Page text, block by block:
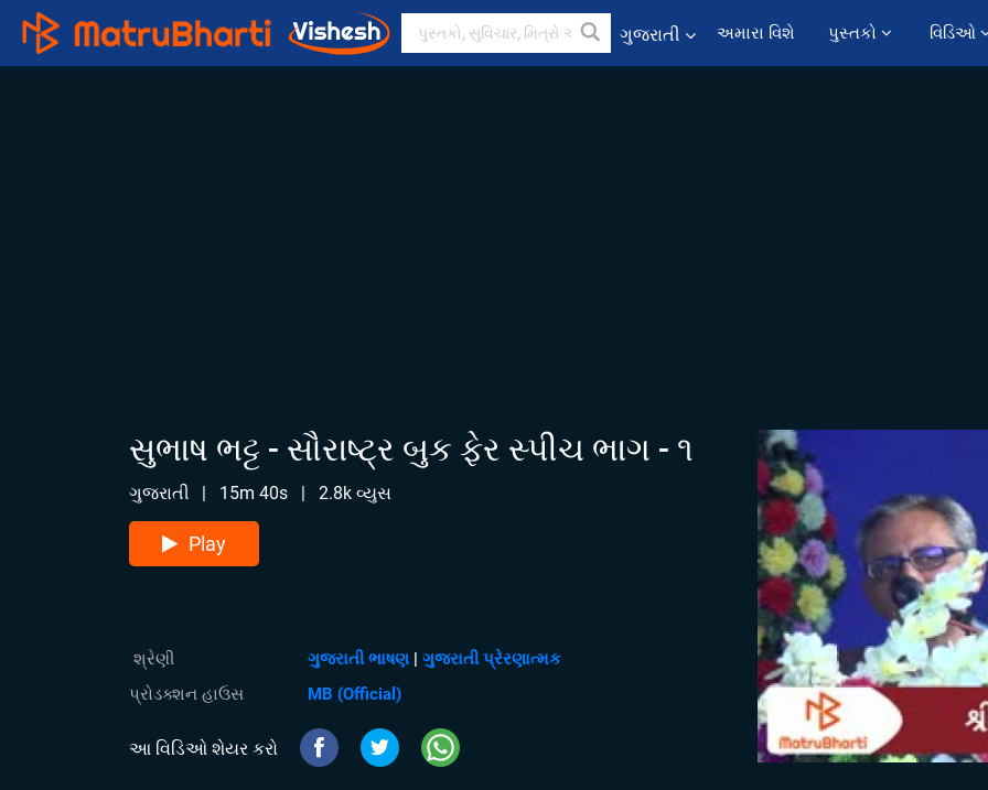
ગુજરાતી અમારા વિશે પુસ્તકો વિડિઓ
સુભાષ ભટ્ટ - સૌરાષ્ટ્ર બુક ફેર સ્પીચ ભાગ - ૧
ગુજરાતી | 15m 40s | 2.8k વ્યુસ
Play
શ્રેણી ગુજરાતી ભાષણ | ગુજરાતી પ્રેરણાત્મક
પ્રોડક્શન હાઉસ
MB (Official)
આ વિડિઓ શેયર કરો